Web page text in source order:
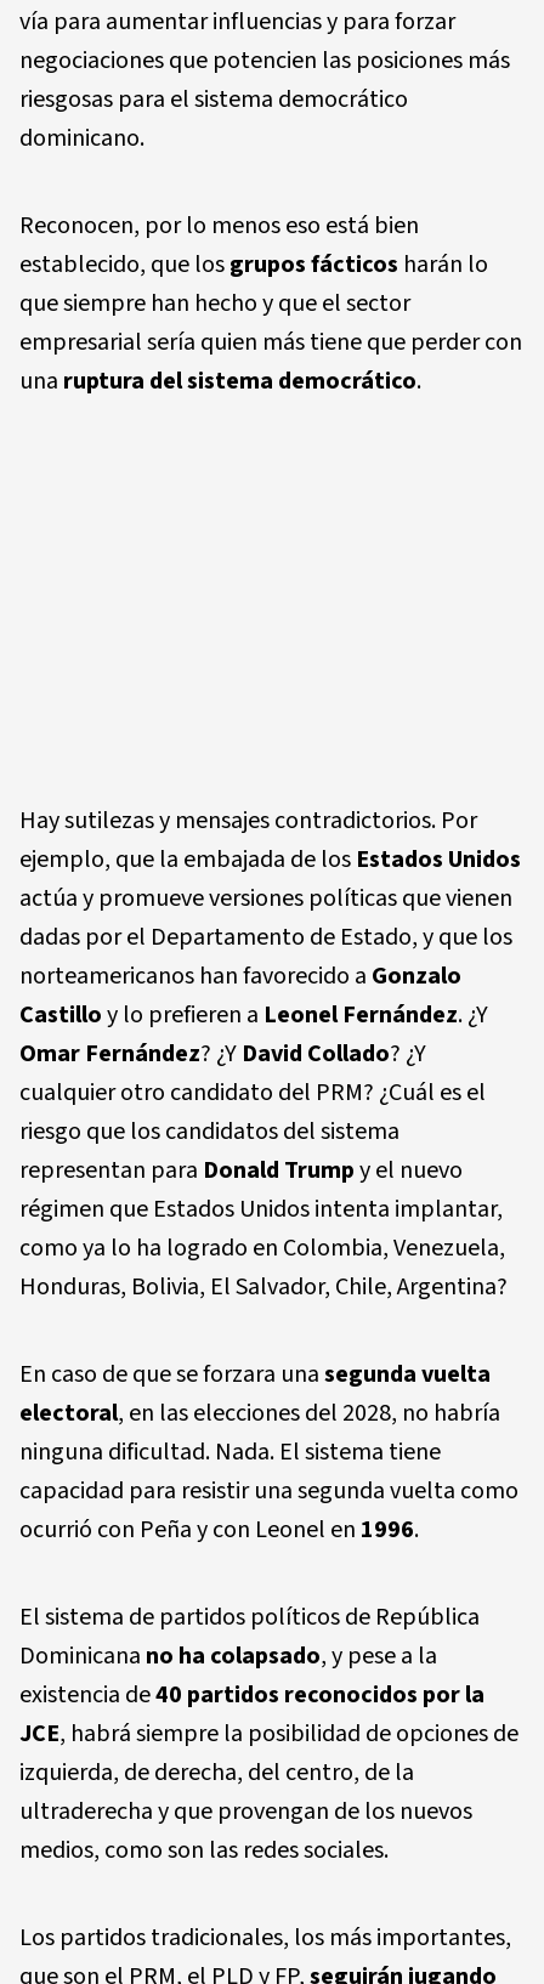
vía para aumentar influencias y para forzar
negociaciones que potencien las posiciones más
riesgosas para el sistema democrático
dominicano.
Reconocen, por lo menos eso está bien
establecido, que losgrupos fácticos harán lo
que siempre han hecho y que el sector
empresarial sería quien más tiene que perder con
una ruptura del sistema democrático.
Hay sutilezas y mensajes contradictorios. Por
ejemplo, que la embajada de los Estados Unidos
actúa y promueve versiones políticas que vienen
dadas por el Departamento de Estado, y que los
norteamericanos han favorecido a Gonzalo
Castilloy lo prefieren a Leonel Fernández. ¿Y
Omar Fernández? ¿Y David Collado? ¿Y
cualquier otro candidato del PRM? ¿Cuál es el
riesgo que los candidatos del sistema
representan para Donald Trumpy el nuevo
régimen que Estados Unidos intenta implantar,
como ya lo ha logrado en Colombia, Venezuela,
Honduras, Bolivia, El Salvador, Chile, Argentina?
En caso de que se forzara unasegunda vuelta
electoral, en las elecciones del 2028, no habría
ninguna dificultad. Nada. El sistema tiene
capacidad para resistir una segunda vuelta como
ocurrió con Peña y con Leonel en 1996.
El sistema de partidos políticos de República
Dominicana no ha colapsado, y pese a la
existencia de40 partidos reconocidos por la
JCE, habrá siempre la posibilidad de opciones de
izquierda, de derecha, del centro, de la
ultraderecha y que provengan de los nuevos
medios, como son las redes sociales.
Los partidos tradicionales, los más importantes,
que son el PRM, el PLD y FP,seguirán jugando